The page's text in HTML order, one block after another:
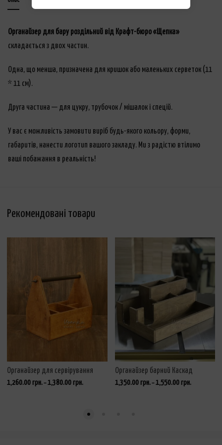
Органайзер для бару роздільний від Крафт-бюро «Щепка»
складається з двох частин.
Одна, що менша, призначена для кришок або маленьких серветок (11
* 11 см).
Друга частина — для цукру, трубочок / мішалок і спецій.
У вас є можливість замовити виріб будь-якого кольору, форми,
габаритів, нанести логотип вашого закладу. Ми з радістю втілимо
ваші побажання в реальність!
Рекомендовані товари
Органайзер для сервірування
1,260.00 грн.–1,380.00 грн.
Органайзер барний Каскад
1,350.00 грн.–1,550.00 грн.